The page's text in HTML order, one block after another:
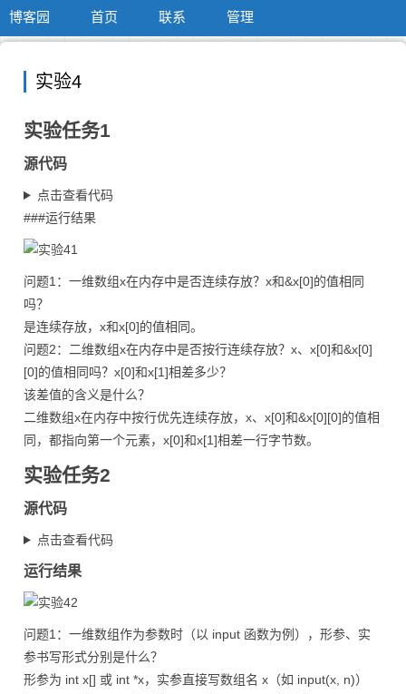
博客园 首页 联系 管理
实验4
实验任务1
源代码
点击查看代码
###运行结果
问题1：一维数组x在内存中是否连续存放？x和&x[0]的值相同
吗？
是连续存放，x和x[0]的值相同。
问题2：二维数组x在内存中是否按行连续存放？x、x[0]和&x[0]
[0]的值相同吗？x[0]和x[1]相差多少？
该差值的含义是什么？
二维数组x在内存中按行优先连续存放，x、x[0]和&x[0][0]的值相
同，都指向第一个元素，x[0]和x[1]相差一行字节数。
实验任务2
源代码
点击查看代码
运行结果
问题1：一维数组作为参数时（以 input 函数为例），形参、实
参书写形式分别是什么？
形参为 int x[] 或 int *x，实参直接写数组名 x（如 input(x, n)）